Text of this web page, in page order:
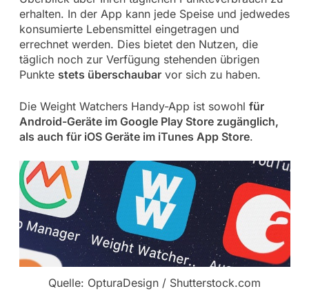
erhalten. In der App kann jede Speise und jedwedes
konsumierte Lebensmittel eingetragen und
errechnet werden. Dies bietet den Nutzen, die
täglich noch zur Verfügung stehenden übrigen
Punkte stets überschaubarvor sich zu haben.
Die Weight Watchers Handy-App ist sowohl für
Android-Geräte im Google Play Store zugänglich,
als auch für iOS Geräte im iTunes App Store.
Quelle: OpturaDesign / Shutterstock.com